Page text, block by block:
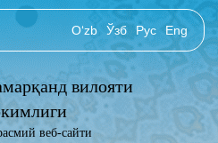
O‘zb Ўзб Рус Eng
вилояти
веб-сайти